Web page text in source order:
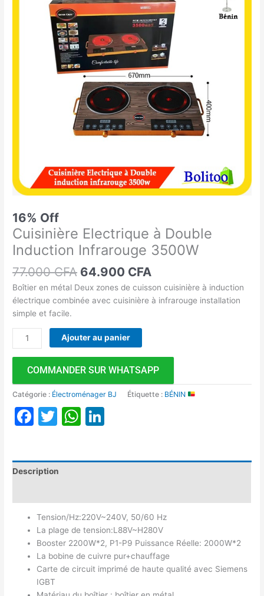
16% Off
Cuisinière Electrique à Double
Induction Infrarouge 3500W
77.000CFA
77.000 CFA.
64.900 CFA
64.900 CFA.
Boîtier en métal Deux zones de cuisson cuisinière à induction
électrique combinée avec cuisinière à infrarouge installation
simple et facile.
Ajouter au panier
COMMANDER SUR WHATSAPP
Catégorie : Électroménager BJ Étiquette : BÉNIN
Facebook
TwitterWhatsApp
Description
Tension/Hz:220V~240V, 50/60 Hz
La plage de tension:L88V~H280V
Booster 2200W*2, P1-P9 Puissance Réelle: 2000W*2
La bobine de cuivre pur+chauffage
Carte de circuit imprimé de haute qualité avec Siemens
IGBT